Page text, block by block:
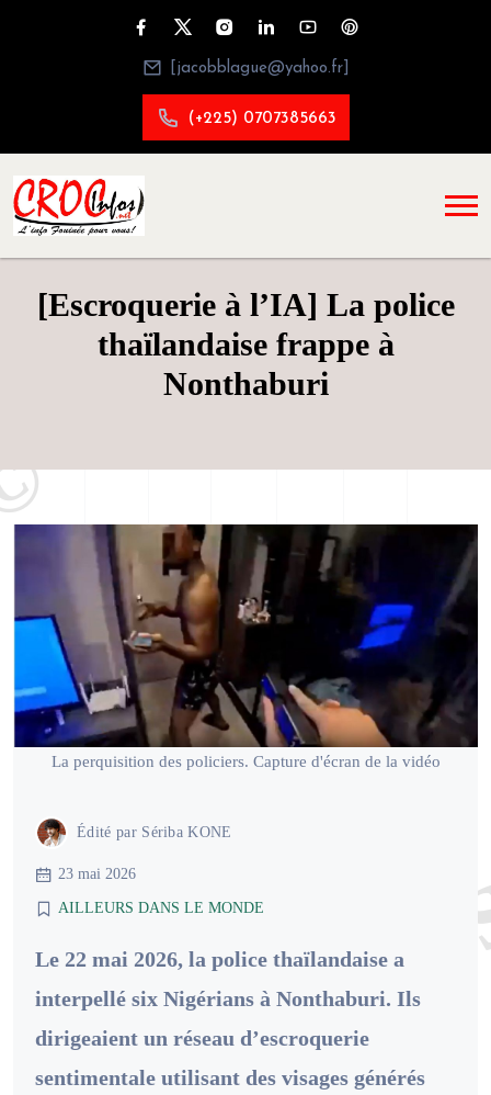
[jacobblague@yahoo.fr]
(+225) 0707385663
[Escroquerie à l’IA] La police
thaïlandaise frappe à
Nonthaburi
La perquisition des policiers. Capture d'écran de la vidéo
Édité par Sériba KONE
23 mai 2026
AILLEURS DANS LE MONDE
Le 22 mai 2026, la police thaïlandaise a
interpellé six Nigérians à Nonthaburi. Ils
dirigeaient un réseau d’escroquerie
sentimentale utilisant des visages générés